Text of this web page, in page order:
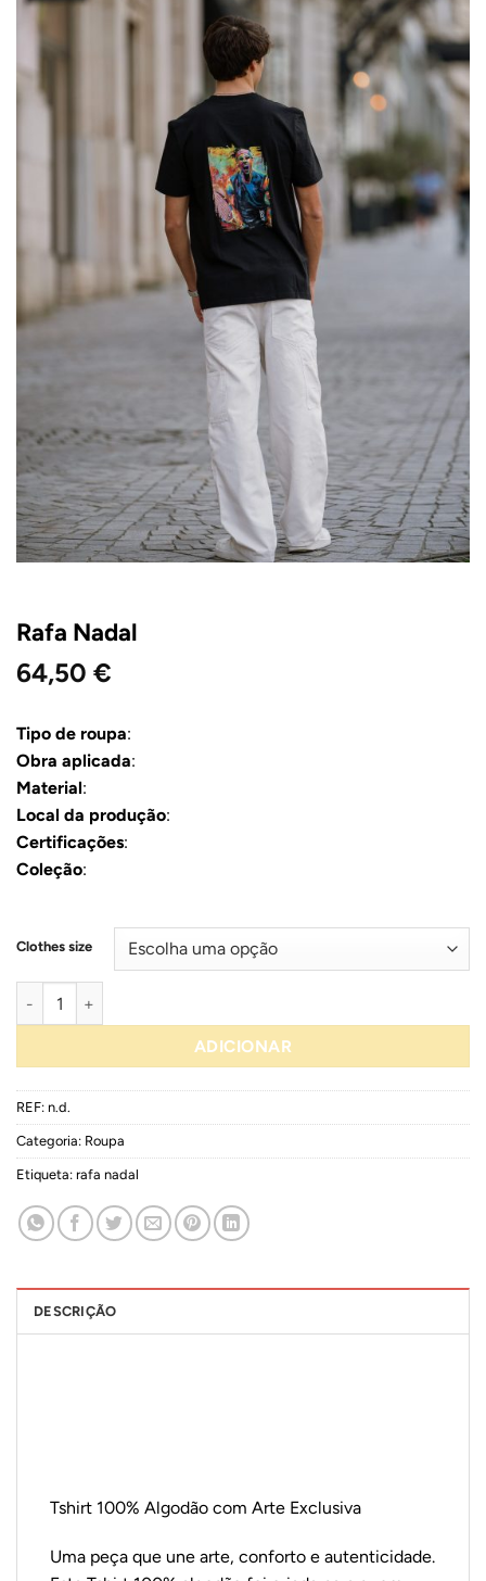
Rafa Nadal
64,50 €
Tipo de roupa:
Obra aplicada:
Material:
Local da produção:
Certificações:
Coleção:
Clothes size
Quantidade de Rafa Nadal
ADICIONAR
REF: n.d.
Categoria: Roupa
Etiqueta: rafa nadal
DESCRIÇÃO
Tshirt 100% Algodão com Arte Exclusiva
Uma peça que une arte, conforto e autenticidade.